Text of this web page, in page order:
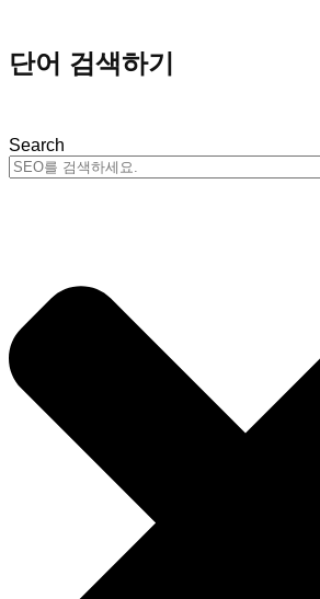
단어 검색하기
Search